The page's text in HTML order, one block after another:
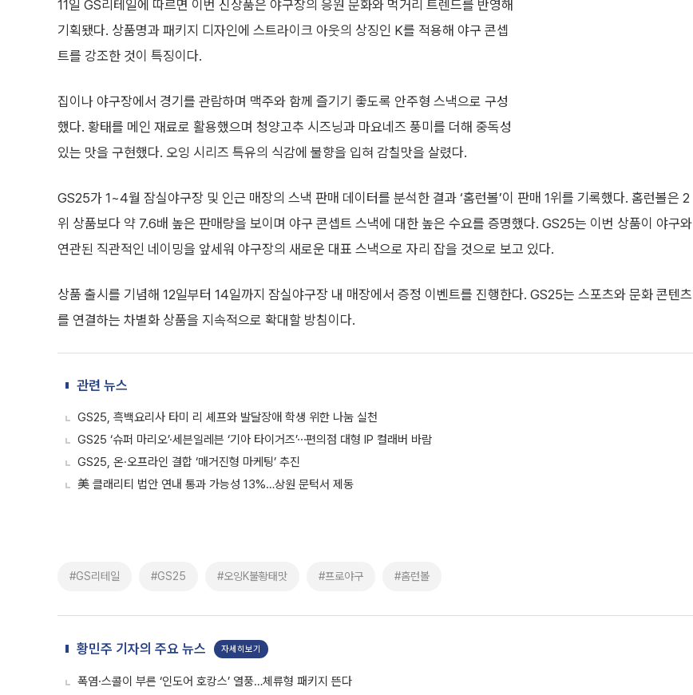
11일 GS리테일에 따르면 이번 신상품은 야구장의 응원 문화와 먹거리 트렌드를 반영해
기획됐다. 상품명과 패키지 디자인에 스트라이크 아웃의 상징인 K를 적용해 야구 콘셉
트를 강조한 것이 특징이다.
집이나 야구장에서 경기를 관람하며 맥주와 함께 즐기기 좋도록 안주형 스낵으로 구성
했다. 황태를 메인 재료로 활용했으며 청양고추 시즈닝과 마요네즈 풍미를 더해 중독성
있는 맛을 구현했다. 오잉 시리즈 특유의 식감에 불향을 입혀 감칠맛을 살렸다.
GS25가 1~4월 잠실야구장 및 인근 매장의 스낵 판매 데이터를 분석한 결과 ‘홈런볼’이 판매 1위를 기록했다. 홈런볼은 2
위 상품보다 약 7.6배 높은 판매량을 보이며 야구 콘셉트 스낵에 대한 높은 수요를 증명했다. GS25는 이번 상품이 야구와
연관된 직관적인 네이밍을 앞세워 야구장의 새로운 대표 스낵으로 자리 잡을 것으로 보고 있다.
상품 출시를 기념해 12일부터 14일까지 잠실야구장 내 매장에서 증정 이벤트를 진행한다. GS25는 스포츠와 문화 콘텐츠
를 연결하는 차별화 상품을 지속적으로 확대할 방침이다.
관련 뉴스
GS25, 흑백요리사 타미 리 셰프와 발달장애 학생 위한 나눔 실천
GS25 ‘슈퍼 마리오’·세븐일레븐 ‘기아 타이거즈’⋯편의점 대형 IP 컬래버 바람
GS25, 온·오프라인 결합 ‘매거진형 마케팅’ 추진
美 클래리티 법안 연내 통과 가능성 13%…상원 문턱서 제동
#GS리테일 #GS25 #오잉K불황태맛 #프로야구 #홈런볼
황민주 기자의 주요 뉴스 자세히보기
폭염·스콜이 부른 ‘인도어 호캉스’ 열풍…체류형 패키지 뜬다